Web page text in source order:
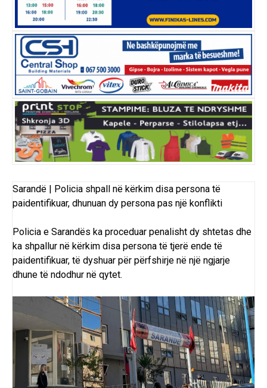
Sarandë | Policia shpall në kërkim disa persona të
paidentifikuar, dhunuan dy persona pas një konflikti
Policia e Sarandës ka proceduar penalisht dy shtetas dhe
ka shpallur në kërkim disa persona të tjerë ende të
paidentifikuar, të dyshuar për përfshirje në një ngjarje
dhune të ndodhur në qytet.